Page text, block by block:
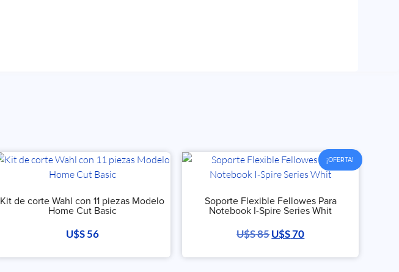
Kit de corte Wahl con 11 piezas Modelo
Home Cut Basic
U$S56
¡OFERTA!
Soporte Flexible Fellowes Para
Notebook I-Spire Series Whit
U$S85U$S70